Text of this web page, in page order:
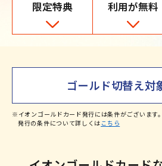
限定特典 利用が無料
ゴールド切替え対
※イオンゴールドカード発行には条件がございます。
発行の条件について詳しくは こちら